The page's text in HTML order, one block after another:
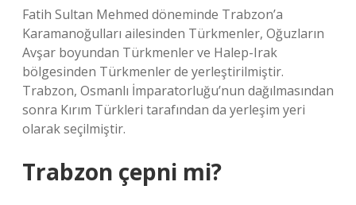
Fatih Sultan Mehmed döneminde Trabzon’a
Karamanoğulları ailesinden Türkmenler, Oğuzların
Avşar boyundan Türkmenler ve Halep-Irak
bölgesinden Türkmenler de yerleştirilmiştir.
Trabzon, Osmanlı İmparatorluğu’nun dağılmasından
sonra Kırım Türkleri tarafından da yerleşim yeri
olarak seçilmiştir.
Trabzon çepni mi?